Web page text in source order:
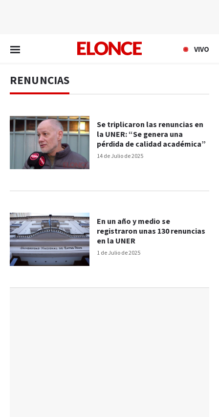
VIVO
RENUNCIAS
14 de Julio de 2025
Se triplicaron las renuncias en
la UNER: “Se genera una
pérdida de calidad académica”
1 de Julio de 2025
En un año y medio se
registraron unas 130 renuncias
en la UNER